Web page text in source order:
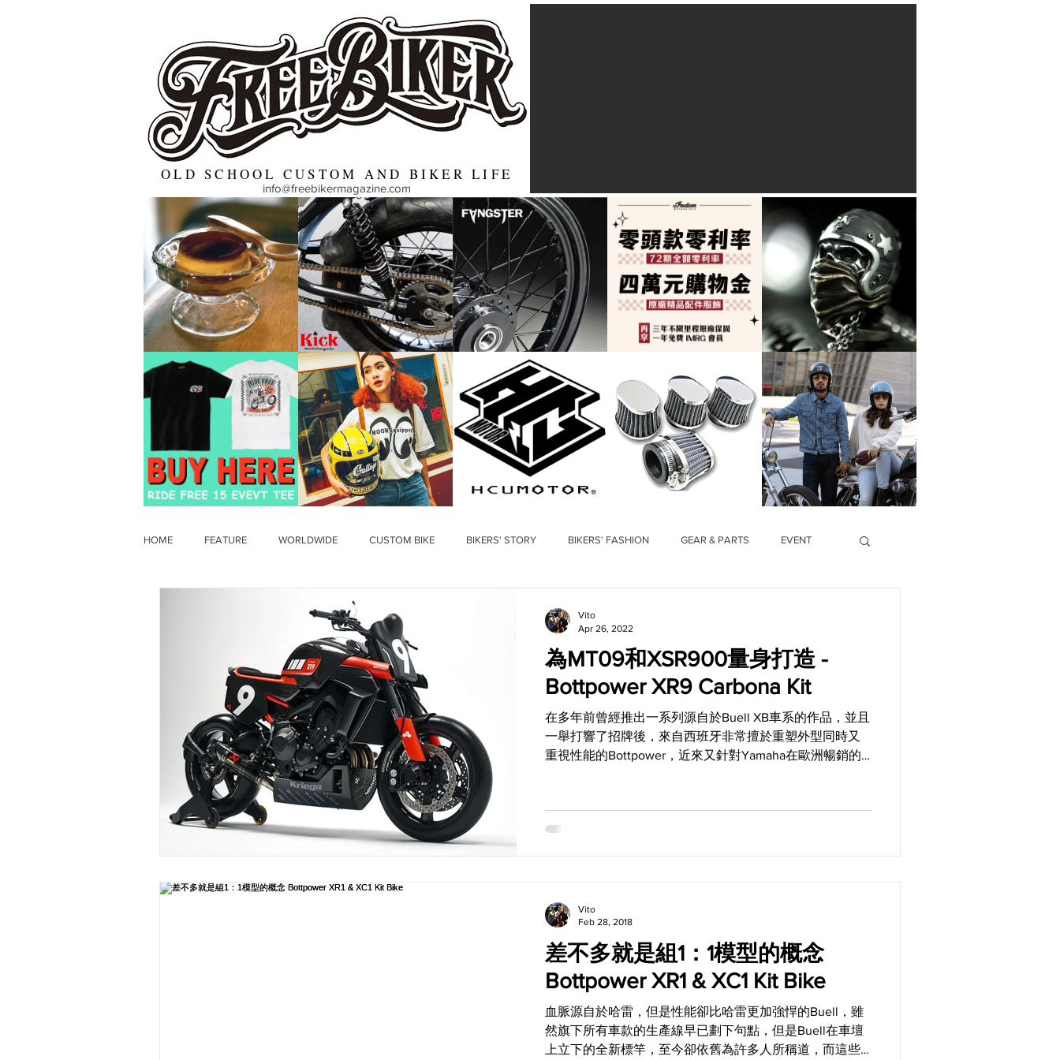
OLD SCHOOL CUSTOM AND BIKER LIFE
info@freebikermagazine.com
HOME FEATURE WORLDWIDE CUSTOM BIKE BIKERS' STORY BIKERS' FASHION GEAR & PARTS EVENT
為MT09和XSR900量身打造 -
Bottpower XR9 Carbona Kit
在多年前曾經推出一系列源自於Buell XB車系的作品，並且
一舉打響了招牌後，來自西班牙非常擅於重塑外型同時又
重視性能的Bottpower，近來又針對Yamaha在歐洲暢銷的
Vito
Apr 26, 2022
差不多就是組1：1模型的概念
Bottpower XR1 & XC1 Kit Bike
血脈源自於哈雷，但是性能卻比哈雷更加強悍的Buell，雖
然旗下所有車款的生產線早已劃下句點，但是Buell在車壇
上立下的全新標竿，至今卻依舊為許多人所稱道，而這些
Vito
Feb 28, 2018